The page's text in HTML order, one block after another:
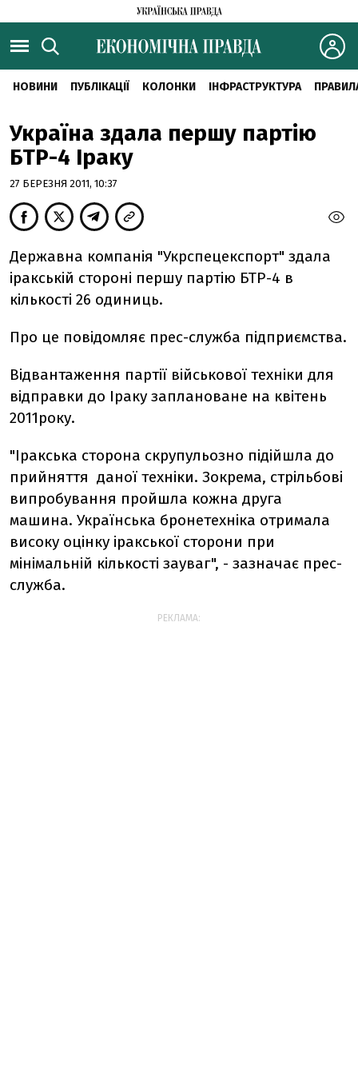
НОВИНИ ПУБЛІКАЦІЇ КОЛОНКИ ІНФРАСТРУКТУРА
Україна здала першу партію
БТР-4 Іраку
27 БЕРЕЗНЯ 2011, 10:37
Державна компанія "Укрспецекспорт" здала
іракській стороні першу партію БТР-4 в
кількості 26 одиниць.
Про це повідомляє прес-служба підприємства.
Відвантаження партії військової техніки для
відправки до Іраку заплановане на квітень
2011року.
"Іракська сторона скрупульозно підійшла до
прийняття даної техніки. Зокрема, стрільбові
випробування пройшла кожна друга
машина. Українська бронетехніка отримала
високу оцінку іракської сторони при
мінімальній кількості зауваг", - зазначає прес-
служба.
РЕКЛАМА: